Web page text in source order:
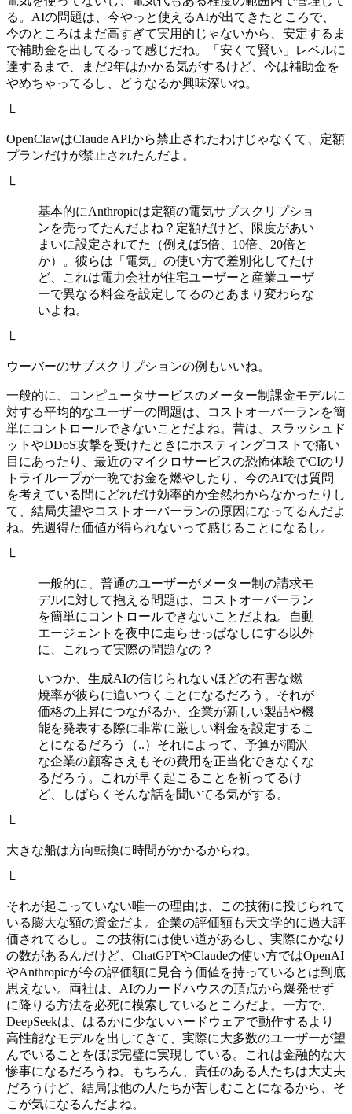
る。AIの問題は、今やっと使えるAIが出てきたところで、
今のところはまだ高すぎて実用的じゃないから、安定するま
で補助金を出してるって感じだね。「安くて賢い」レベルに
達するまで、まだ2年はかかる気がするけど、今は補助金を
やめちゃってるし、どうなるか興味深いね。
└
OpenClawはClaude APIから禁止されたわけじゃなくて、定額
プランだけが禁止されたんだよ。
└
基本的にAnthropicは定額の電気サブスクリプショ
ンを売ってたんだよね？定額だけど、限度があい
まいに設定されてた（例えば5倍、10倍、20倍と
か）。彼らは「電気」の使い方で差別化してたけ
ど、これは電力会社が住宅ユーザーと産業ユーザ
ーで異なる料金を設定してるのとあまり変わらな
いよね。
└
ウーバーのサブスクリプションの例もいいね。
一般的に、コンピュータサービスのメーター制課金モデルに
対する平均的なユーザーの問題は、コストオーバーランを簡
単にコントロールできないことだよね。昔は、スラッシュド
ットやDDoS攻撃を受けたときにホスティングコストで痛い
目にあったり、最近のマイクロサービスの恐怖体験でCIのリ
トライループが一晩でお金を燃やしたり、今のAIでは質問
を考えている間にどれだけ効率的か全然わからなかったりし
て、結局失望やコストオーバーランの原因になってるんだよ
ね。先週得た価値が得られないって感じることになるし。
└
一般的に、普通のユーザーがメーター制の請求モ
デルに対して抱える問題は、コストオーバーラン
を簡単にコントロールできないことだよね。自動
エージェントを夜中に走らせっぱなしにする以外
に、これって実際の問題なの？
いつか、生成AIの信じられないほどの有害な燃
焼率が彼らに追いつくことになるだろう。それが
価格の上昇につながるか、企業が新しい製品や機
能を発表する際に非常に厳しい料金を設定するこ
とになるだろう（..）それによって、予算が潤沢
な企業の顧客さえもその費用を正当化できなくな
るだろう。これが早く起こることを祈ってるけ
ど、しばらくそんな話を聞いてる気がする。
└
大きな船は方向転換に時間がかかるからね。
└
それが起こっていない唯一の理由は、この技術に投じられて
いる膨大な額の資金だよ。企業の評価額も天文学的に過大評
価されてるし。この技術には使い道があるし、実際にかなり
の数があるんだけど、ChatGPTやClaudeの使い方ではOpenAI
やAnthropicが今の評価額に見合う価値を持っているとは到底
思えない。両社は、AIのカードハウスの頂点から爆発せず
に降りる方法を必死に模索しているところだよ。一方で、
DeepSeekは、はるかに少ないハードウェアで動作するより
高性能なモデルを出してきて、実際に大多数のユーザーが望
んでいることをほぼ完璧に実現している。これは金融的な大
惨事になるだろうね。もちろん、責任のある人たちは大丈夫
だろうけど、結局は他の人たちが苦しむことになるから、そ
こが気になるんだよね。